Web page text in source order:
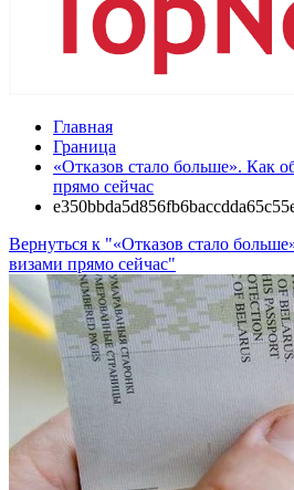
Главная
Граница
«Отказов стало больше». Как
прямо сейчас
Вернуться к "«Отказов стало
визами прямо сейчас"